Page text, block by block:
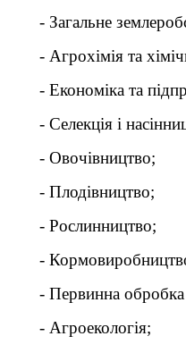
- Загальне
- Агрохімія та
- Економіка та
- Селекція і
- Овочівництво;
- Плодівництво;
- Рослинництво;
-
- Первинна обробка
- Агроекологія;